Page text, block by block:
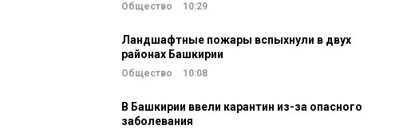
Общество 10:29
Ландшафтные пожары вспыхнули в двух
районах Башкирии
Общество 10:08
В Башкирии ввели карантин из-за опасного
заболевания